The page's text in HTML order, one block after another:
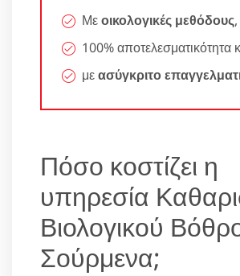
Μεοικολογικές μεθόδους,
100% αποτελεσματικότητα
μεασύγκριτο
Πόσο κοστίζει η
υπηρεσία
Βιολογικού
Σούρμενα;